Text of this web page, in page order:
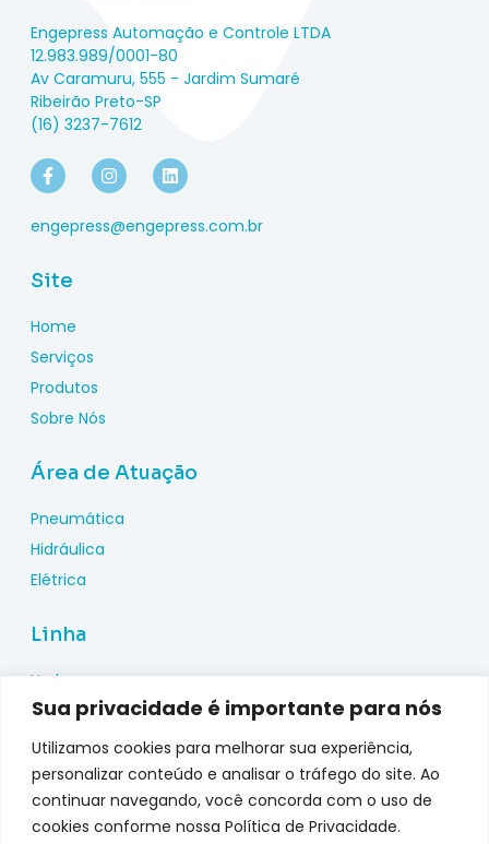
Sua privacidade é importante para nós
Utilizamos cookies para melhorar sua experiência,
personalizar conteúdo e analisar o tráfego do site. Ao
continuar navegando, você concorda com o uso de
cookies conforme nossa Política de Privacidade.
Engepress Automação e Controle LTDA
12.983.989/0001-80
Av Caramuru, 555 - Jardim Sumaré
Ribeirão Preto-SP
(16) 3237-7612
engepress@engepress.com.br
Site
Home
Serviços
Produtos
Sobre Nós
Área de Atuação
Pneumática
Hidráulica
Elétrica
Linha
Hydac
Wika
Pepperl Fuchs
Metal Work
Metalplan
Top Fusion